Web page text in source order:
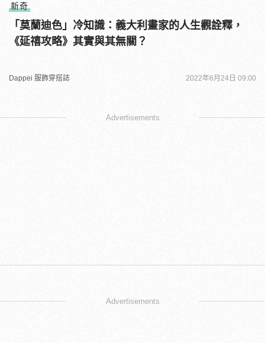
新奇
「莫蘭迪色」冷知識：義大利畫家的人生觀詮釋，
《延禧攻略》其實與其無關？
Dappei 服飾穿搭誌 2022年6月24日 09:00
Advertisements
Advertisements